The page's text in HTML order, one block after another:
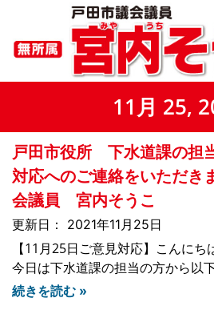
11月 25,
戸田市役所 下水道課の担
対応へのご連絡をいただ
会議員 宮内そうこ
2021年11月25日
【11月25日ご意見対応】こんにち
今日は下水道課の担当の方から以
た11月22日（３日前）に、私が市
続きを読む »